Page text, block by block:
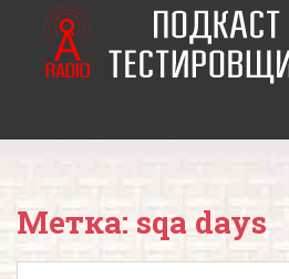
o
Метка: sqa days